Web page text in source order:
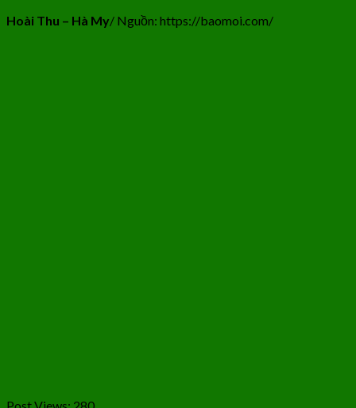
Hoài Thu – Hà My/ Nguồn: https://baomoi.com/